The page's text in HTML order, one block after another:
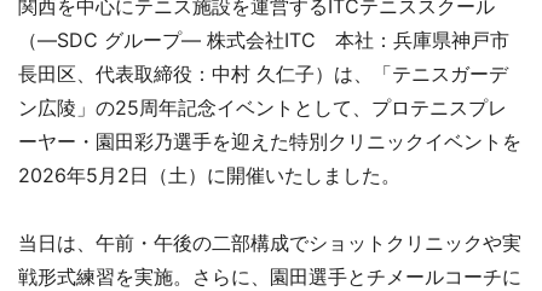
関西を中心にテニス施設を運営するITCテニススクール
（―SDC グループ― 株式会社ITC 本社：兵庫県神戸市
長田区、代表取締役：中村 久仁子）は、「テニスガーデ
ン広陵」の25周年記念イベントとして、プロテニスプレ
ーヤー・園田彩乃選手を迎えた特別クリニックイベントを
2026年5月2日（土）に開催いたしました。
当日は、午前・午後の二部構成でショットクリニックや実
戦形式練習を実施。さらに、園田選手とチメールコーチに